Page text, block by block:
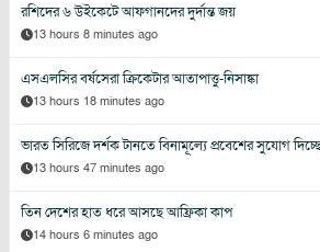
রশিদের ৬ উইকেটে আফগানদের দুর্দান্ত জয়
13 hours 8 minutes ago
এসএলসির বর্ষসেরা ক্রিকেটার আতাপাত্তু-নিসাঙ্কা
13 hours 18 minutes ago
ভারত সিরিজে দর্শক টানতে বিনামূল্যে প্রবেশের সুযোগ দিচ্ছে
13 hours 47 minutes ago
তিন দেশের হাত ধরে আসছে আফ্রিকা কাপ
14 hours 6 minutes ago